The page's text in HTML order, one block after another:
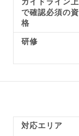
ガイドライン上
で確認必須の資
格
研修
対応エリア